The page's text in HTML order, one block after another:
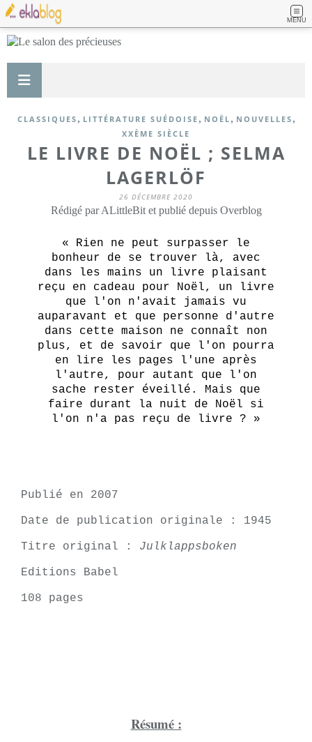
MENU
CLASSIQUES , LITTÉRATURE SUÉDOISE , NOËL , NOUVELLES ,
XXÈME SIÈCLE
LE LIVRE DE NOËL ; SELMA
LAGERLÖF
26 DÉCEMBRE 2020
Rédigé par ALittleBit et publié depuis Overblog
« Rien ne peut surpasser le
bonheur de se trouver là, avec
dans les mains un livre plaisant
reçu en cadeau pour Noël, un livre
que l'on n'avait jamais vu
auparavant et que personne d'autre
dans cette maison ne connaît non
plus, et de savoir que l'on pourra
en lire les pages l'une après
l'autre, pour autant que l'on
sache rester éveillé. Mais que
faire durant la nuit de Noël si
l'on n'a pas reçu de livre ? »
Publié en 2007
Date de publication originale : 1945
Titre original : Julklappsboken
Editions Babel
108 pages
Résumé :